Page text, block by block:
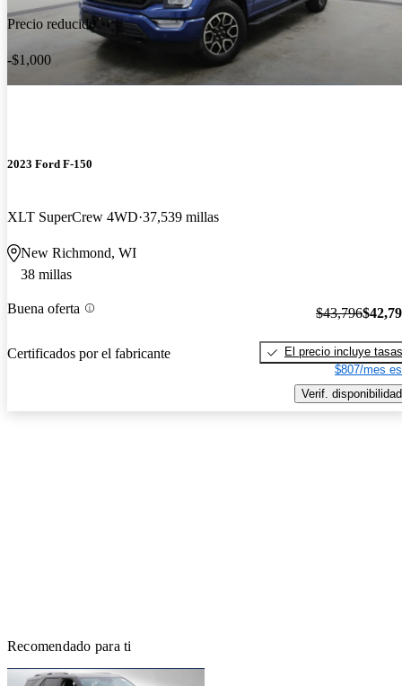
Precio reducido
-$1,000
2023 Ford F-150
XLT SuperCrew 4WD 37,539 millas
New Richmond, WI
38 millas
Buena oferta
Certificados por el fabricante
$43,796
El precio incluye tasas
$807/mes
Verif. disponibilidad
Recomendado para ti